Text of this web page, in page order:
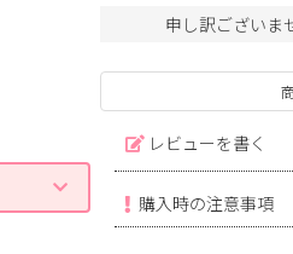
申し訳ございま
レビューを書く
購入時の注意事項